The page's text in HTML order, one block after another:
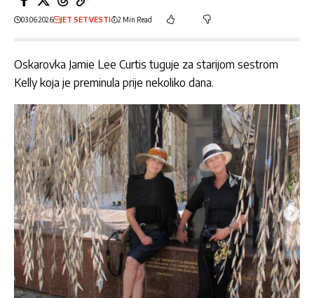
03.06.2026 JET SETVESTI 2 Min Read
Oskarovka Jamie Lee Curtis tuguje za starijom sestrom
Kelly koja je preminula prije nekoliko dana.